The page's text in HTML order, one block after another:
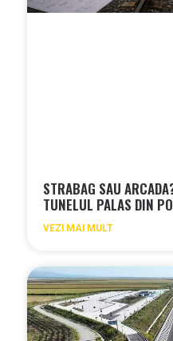
STRABAG SAU
TUNELUL PALAS DIN
VEZI MAI MULT